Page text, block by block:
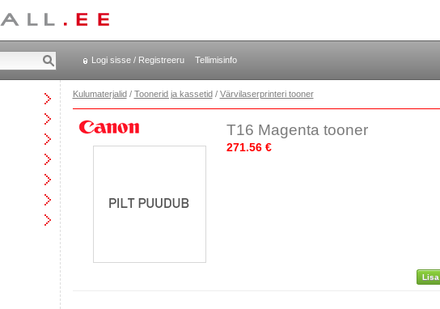
Logi sisse / Registreeru Tellimisinfo
Kulumaterjalid/ Toonerid ja kassetid/ Värvilaserprinteri tooner
T16 Magenta tooner
271.56 €